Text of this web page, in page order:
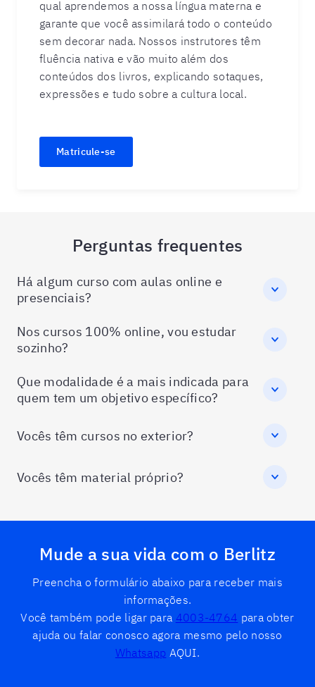
qual aprendemos a nossa língua materna e
garante que você assimilará todo o conteúdo
sem decorar nada. Nossos instrutores têm
fluência nativa e vão muito além dos
conteúdos dos livros, explicando sotaques,
expressões e tudo sobre a cultura local.
Matricule-se
Perguntas frequentes
Há algum curso com aulas online e
presenciais?
Nos cursos 100% online, vou estudar
sozinho?
Que modalidade é a mais indicada para
quem tem um objetivo específico?
Vocês têm cursos no exterior?
Vocês têm material próprio?
Mude a sua vida com o Berlitz
Preencha o formulário abaixo para receber mais
informações.
Você também pode ligar para 4003-4764 para obter
ajuda ou falar conosco agora mesmo pelo nosso
Whatsapp AQUI.